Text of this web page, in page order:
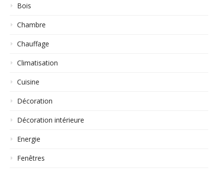
Bois
Chambre
Chauffage
Climatisation
Cuisine
Décoration
Décoration intérieure
Energie
Fenêtres